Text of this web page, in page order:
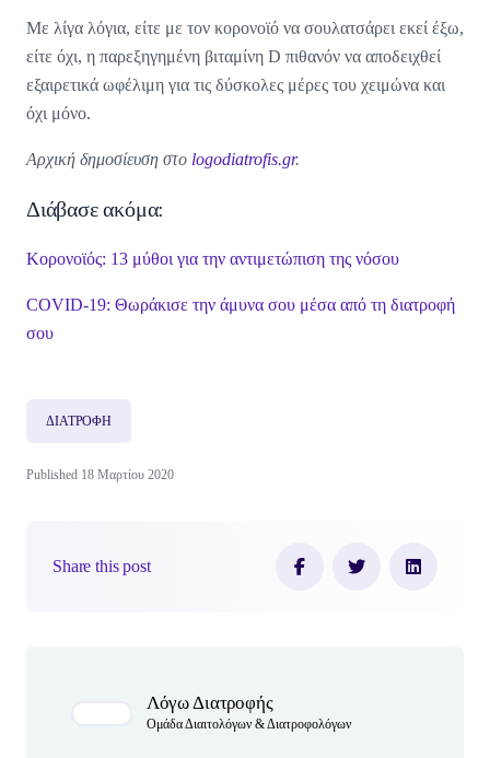
Με λίγα λόγια, είτε με τον κορονοϊό να σουλατσάρει εκεί έξω,
είτε όχι, η παρεξηγημένη βιταμίνη D πιθανόν να αποδειχθεί
εξαιρετικά ωφέλιμη για τις δύσκολες μέρες του χειμώνα και
όχι μόνο.
Αρχική δημοσίευση στο logodiatrofis.gr.
Διάβασε ακόμα:
Κορονοϊός: 13 μύθοι για την αντιμετώπιση της νόσου
COVID-19: Θωράκισε την άμυνα σου μέσα από τη διατροφή
σου
ΔΙΑΤΡΟΦΗ
Published 18 Μαρτίου 2020
Share this post
Λόγω Διατροφής
Ομάδα Διαιτολόγων & Διατροφολόγων